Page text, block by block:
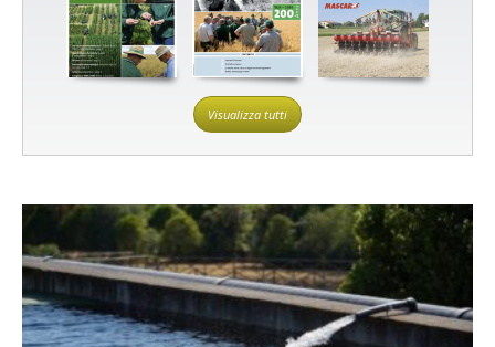
Visualizza tutti